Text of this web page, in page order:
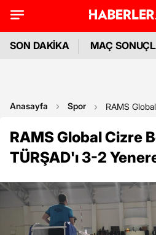
SON DAKİKA MAÇ
Anasayfa Spor RAMS
RAMS Global Cizre
TÜRŞAD'ı 3-2